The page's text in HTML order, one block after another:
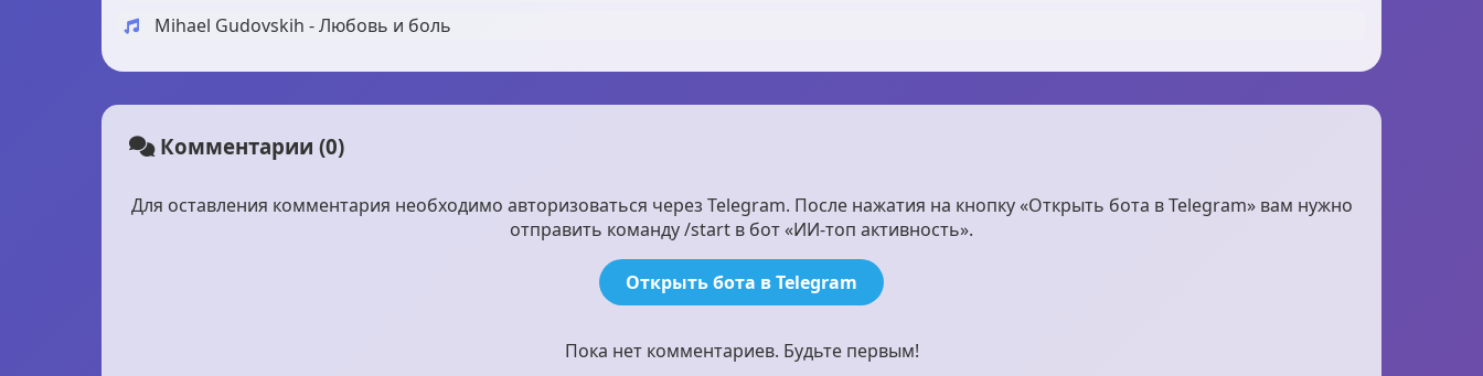
Mihael Gudovskih - Любовь и боль
Комментарии (0)
Для оставления комментария необходимо авторизоваться через Telegram. После нажатия на кнопку «Открыть бота в Telegram» вам нужно
отправить команду /start в бот «ИИ-топ активность».
Открыть бота в Telegram
Пока нет комментариев. Будьте первым!